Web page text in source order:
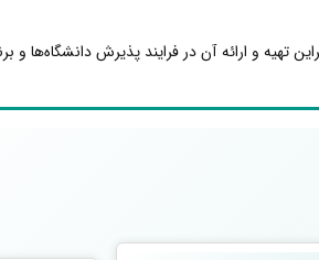
تهیه و ارائه آن در فرایند پذیرش دانشگاه‌ها و